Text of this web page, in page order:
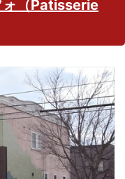
（Patisserie